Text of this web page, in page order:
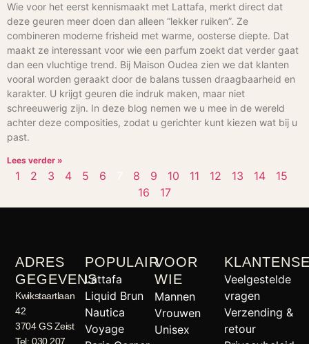
Wie voor het eerst kennismaakt met Lattafa, merkt direct dat
deze geuren meer doen dan alleen “lekker ruiken”. Ze
combineren moderne frisheid met warme, oosterse diepte. Dat
maakt ze interessant voor wie een parfum zoekt dat verder gaat
dan een vluchtige trend. Bij Maison Oudea zien we dat klanten
vooral worden geraakt door de balans tussen draagbaarheid en
karakter. U krijgt geuren die indruk maken, maar niet
schreeuwerig zijn. In deze blog nemen we u mee in de wereld
achter deze composities, zodat u gerichter kunt kiezen wat bij u
past.
Lees verder »
1 2 3 4 5 6 8 9 10 11 12 13 14
15
16
17
ADRES
GEGEVENS
Kwikstaartlaan
42
3704 GS Zeist
Tel: 030 207
POPULAIR
Lattafa
Liquid Brun
Nautica
Voyage
VOOR
WIE
Mannen
Vrouwen
Unisex
Veelgestelde
vragen
Verzending &
retour